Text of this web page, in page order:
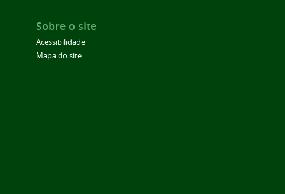
Sobre o site
Acessibilidade
Mapa do site